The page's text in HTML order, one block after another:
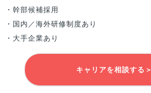
・幹部候補採用
・国内／海外研修制度あり
・大手企業あり
キャリアを相談する＞